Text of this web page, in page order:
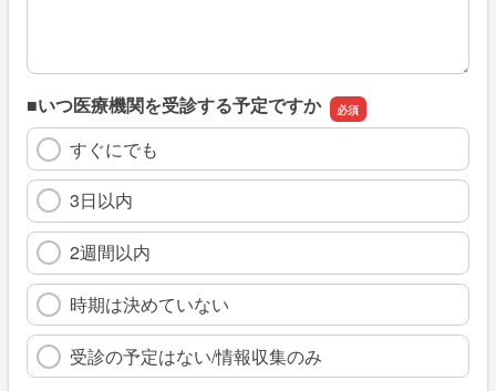
■いつ医療機関を受診する予定ですか
すぐにでも
3日以内
2週間以内
時期は決めていない
受診の予定はない/情報収集のみ